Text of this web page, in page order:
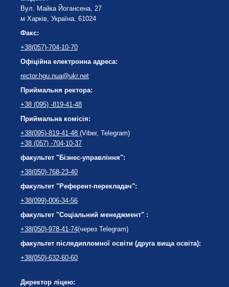
Вул. Майка Йогансена, 27
м Харків, Україна, 61024
Факс:
+38(057)-704-10-70
Офіційна електронна адреса:
rector.hgu.nua@ukr.net
Приймальня ректора:
+38 (095) -819-41-48
Приймальна комісія:
+38(095)-819-41-48 (Viber, Telegram)
+38 (057) -704-10-37
факультет "Бізнес-управління":
+38(050)-768-23-40
факультет "Референт-перекладач":
+38(099)-006-34-56
факультет "Соціальний менеджмент" :
+38(050)-978-41-74(через Telegram)
факультет післядипломної освіти (друга вища освіта):
+38(050)-632-60-60
Директор ліцею: